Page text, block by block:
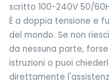
scritto 100-240V 50/
È a doppia tensione e
del mondo. Se non
da nessuna parte,
istruzioni o puoi
direttamente